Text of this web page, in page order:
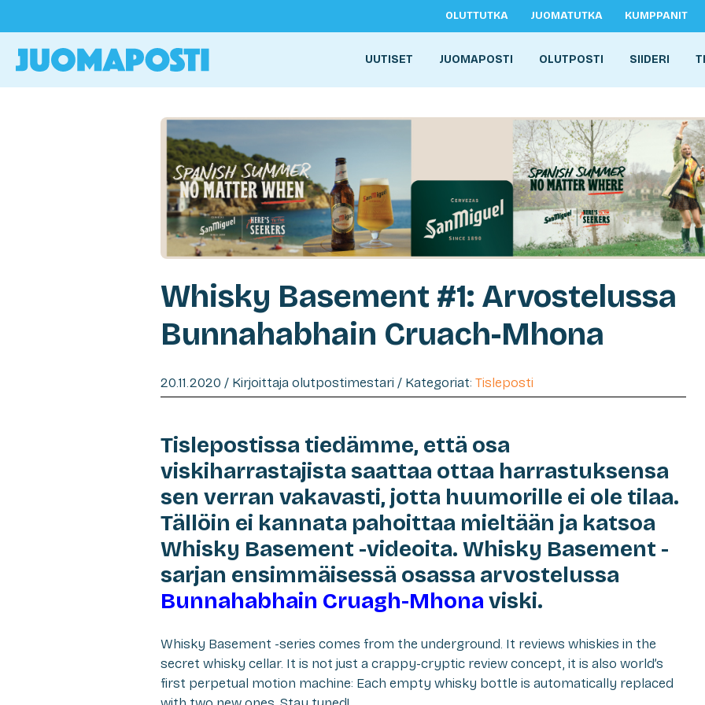
OLUTTUTKA JUOMATUTKA KUMPPANIT
UUTISET JUOMAPOSTI OLUTPOSTI SIIDERI
Whisky Basement #1: Arvostelussa
Bunnahabhain Cruach-Mhona
20.11.2020 / Kirjoittaja olutpostimestari / Kategoriat: Tisleposti
Tislepostissa tiedämme, että osa
viskiharrastajista saattaa ottaa harrastuksensa
sen verran vakavasti, jotta huumorille ei ole tilaa.
Tällöin ei kannata pahoittaa mieltään ja katsoa
Whisky Basement -videoita. Whisky Basement -
sarjan ensimmäisessä osassa arvostelussa
Bunnahabhain Cruagh-Mhonaviski.
Whisky Basement -series comes from the underground. It reviews whiskies in the
secret whisky cellar. It is not just a crappy-cryptic review concept, it is also world’s
first perpetual motion machine: Each empty whisky bottle is automatically replaced